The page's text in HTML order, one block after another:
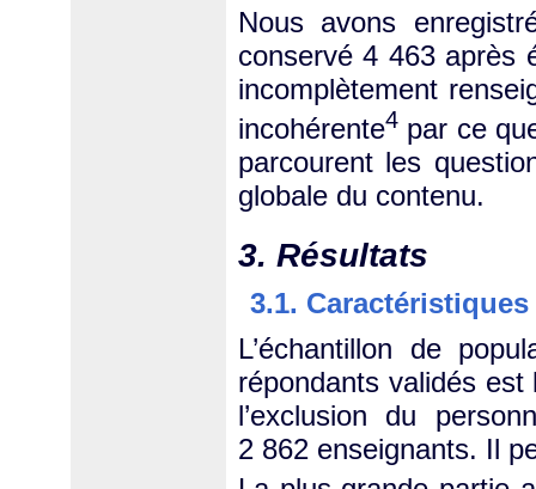
Nous avons
conservé 4 463 après
incomplètement
incohérente4 par ce
parcourent les
globale du contenu.
3. Résultats
3.1.
L’échantillon de
répondants validés
l’exclusion du
2 862 enseignants. Il